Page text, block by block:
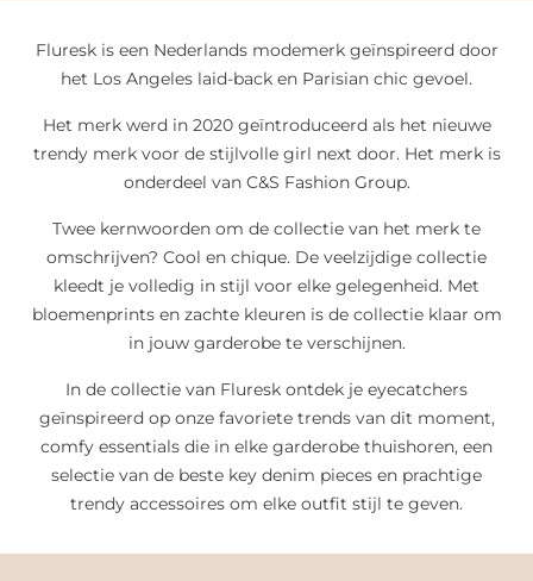
Fluresk is een Nederlands modemerk geïnspireerd door
het Los Angeles laid-back en Parisian chic gevoel.
Het merk werd in 2020 geïntroduceerd als het nieuwe
trendy merk voor de stijlvolle girl next door. Het merk is
onderdeel van C&S Fashion Group.
Twee kernwoorden om de collectie van het merk te
omschrijven? Cool en chique. De veelzijdige collectie
kleedt je volledig in stijl voor elke gelegenheid. Met
bloemenprints en zachte kleuren is de collectie klaar om
in jouw garderobe te verschijnen.
In de collectie van Fluresk ontdek je eyecatchers
geïnspireerd op onze favoriete trends van dit moment,
comfy essentials die in elke garderobe thuishoren, een
selectie van de beste key denim pieces en prachtige
trendy accessoires om elke outfit stijl te geven.